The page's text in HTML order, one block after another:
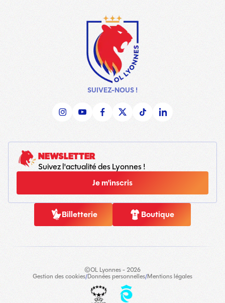
SUIVEZ-NOUS !
NEWSLETTER
Suivez l'actualité des Lyonnes !
Je m'inscris
Billetterie Boutique
©OL Lyonnes - 2026
Gestion des cookies/Données personnelles/Mentions légales